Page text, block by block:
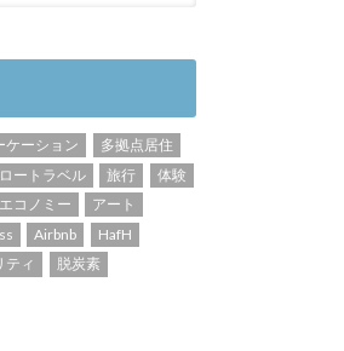
ケーション
多拠点居住
ートラベル 旅行
体験
コノミー
アート
Airbnb
HafH
ティ 脱炭素